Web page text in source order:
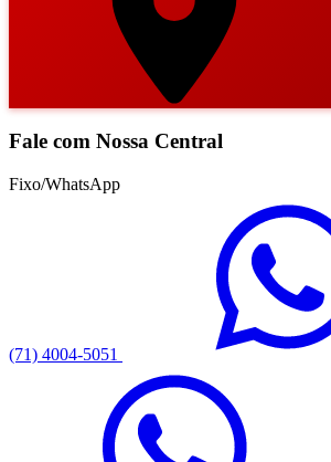
Fale com Nossa Central
Fixo/WhatsApp
(71) 4004-5051